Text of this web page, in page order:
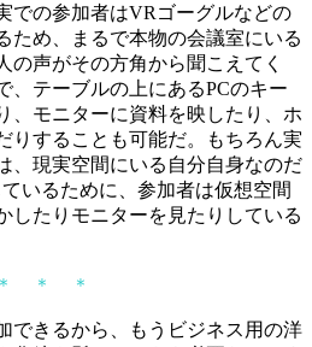
での参加者はVRゴーグルなどの
ため、まるで本物の会議室にいる
の声がその方角から聞こえてく
、テーブルの上にあるPCのキー
、モニターに資料を映したり、ホ
りすることも可能だ。もちろん実
、現実空間にいる自分自身なのだ
いるために、参加者は仮想空間
したりモニターを見たりしている
＊ ＊ ＊
できるから、もうビジネス用の洋